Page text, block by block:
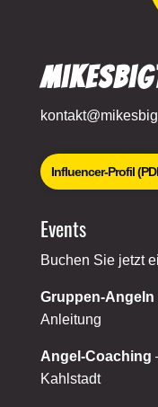
Influencer-Profil
Events
Buchen Sie jetzt
Gruppen-Angeln
Anleitung
Angel-Coaching
Kahlstadt